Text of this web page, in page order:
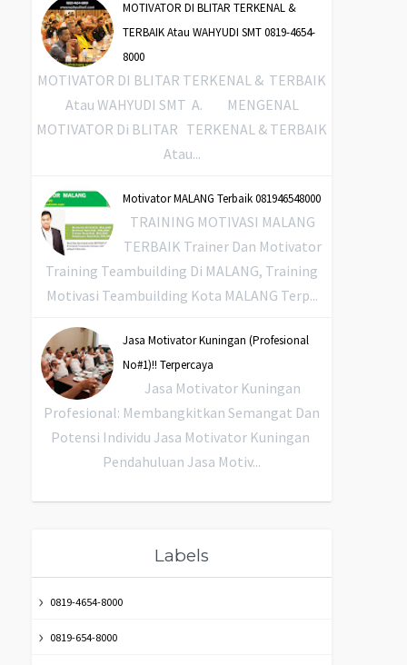
MOTIVATOR DI BLITAR TERKENAL &
TERBAIK Atau WAHYUDI SMT 0819-4654-
8000
MOTIVATOR DI BLITAR TERKENAL & TERBAIK
Atau WAHYUDI SMT A. MENGENAL
MOTIVATOR Di BLITAR TERKENAL & TERBAIK
Atau...
Motivator MALANG Terbaik 081946548000
TRAINING MOTIVASI MALANG
TERBAIK Trainer Dan Motivator
Training Teambuilding Di MALANG, Training
Motivasi Teambuilding Kota MALANG Terp...
Jasa Motivator Kuningan (Profesional
No#1)!! Terpercaya
Jasa Motivator Kuningan
Profesional: Membangkitkan Semangat Dan
Potensi Individu Jasa Motivator Kuningan
Pendahuluan Jasa Motiv...
Labels
0819-4654-8000
0819-654-8000